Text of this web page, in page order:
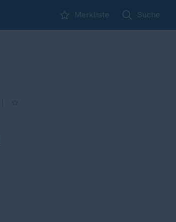
Merkliste Suche